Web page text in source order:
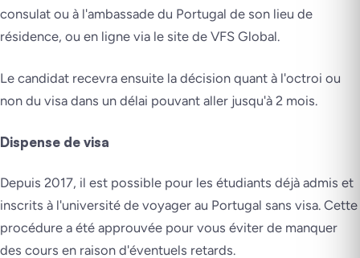
consulat ou à l'ambassade du Portugal de son lieu de
résidence, ou en ligne via le site de VFS Global.
Le candidat recevra ensuite la décision quant à l'octroi ou
non du visa dans un délai pouvant aller jusqu'à 2 mois.
Dispense de visa
Depuis 2017, il est possible pour les étudiants déjà admis et
inscrits à l'université de voyager au Portugal sans visa. Cette
procédure a été approuvée pour vous éviter de manquer
des cours en raison d'éventuels retards.